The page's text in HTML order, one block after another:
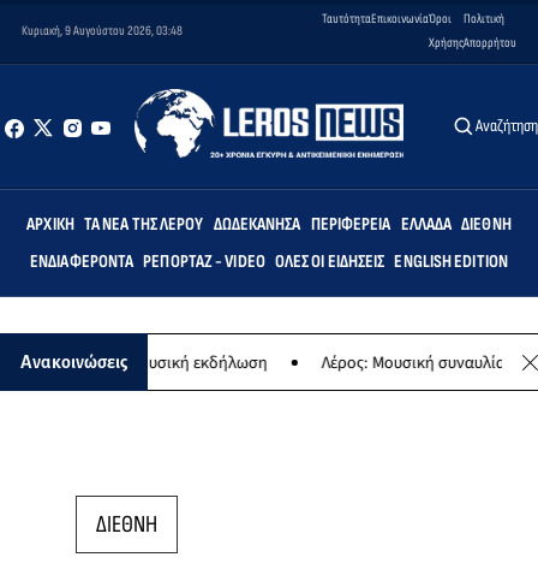
Κυριακή, 9 Αυγούστου 2026, 03:48
ΤαυτότηταΕπικοινωνίαΌροι
Χρήσης
Πολιτική
Απορρήτου
Αναζήτηση
ΑΡΧΙΚΉ ΤΑ ΝΈΑ ΤΗΣ ΛΈΡΟΥ ΔΩΔΕΚΆΝΗΣΑ ΠΕΡΙΦΈΡΕΙΑ ΕΛΛΆΔΑ ΔΙΕΘΝΉ
ΕΝΔΙΑΦΈΡΟΝΤΑ ΡΕΠΟΡΤΆΖ - VIDEO ΌΛΕΣ ΟΙ ΕΙΔΉΣΕΙΣ ENGLISH EDITION
Ανακοινώσεις- Μουσική εκδήλωση Λέρος: Μουσική συναυλία των
ΔΙΕΘΝΗ